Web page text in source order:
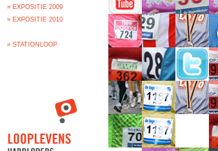
» EXPOSITIE 2009
» EXPOSITIE 2010
» STATIONLOOP